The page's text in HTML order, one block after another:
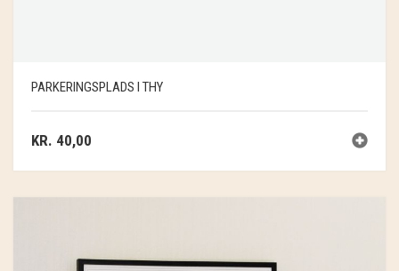
PARKERINGSPLADS I THY
KR. 40,00